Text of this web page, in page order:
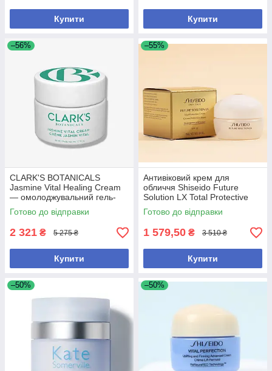
Купити Купити
–56%
CLARK'S BOTANICALS
Jasmine Vital Healing Cream
— омолоджувальний гель-
крем для обличчя з
жасмином 50 мл
Готово до відправки
2 321 ₴ 5 275 ₴
Купити
–55%
Антивіковий крем для
обличчя Shiseido Future
Solution LX Total Protective
Cream SPF 20, 15ml
Готово до відправки
1 579,50 ₴ 3 510 ₴
Купити
–50% –50%